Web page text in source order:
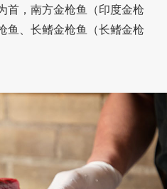
首，南方金枪鱼（印度金枪
鱼、长鳍金枪鱼（长鳍金枪